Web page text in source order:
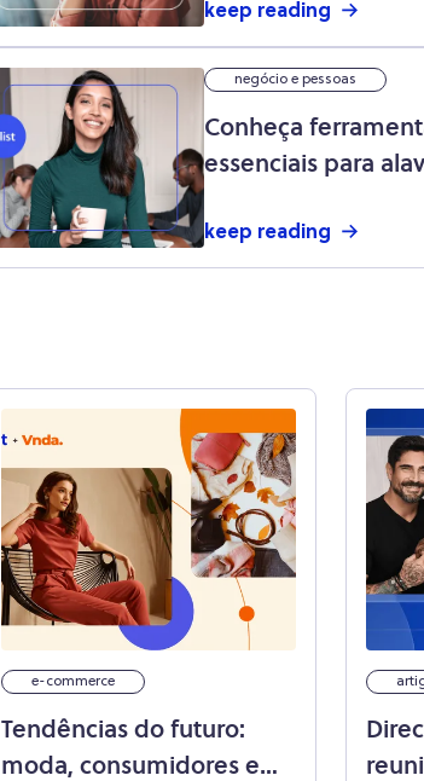
keep reading
negócio e pessoas
Conheça
essenciais para
keep reading
e-commerce
Tendências do futuro:
moda, consumidores e